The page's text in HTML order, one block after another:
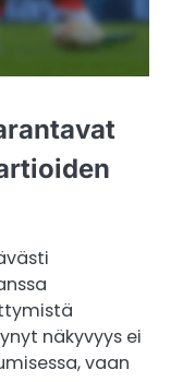
näkyvyys ei
vaan